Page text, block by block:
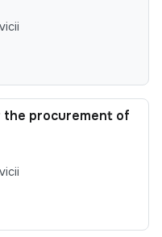
the procurement of